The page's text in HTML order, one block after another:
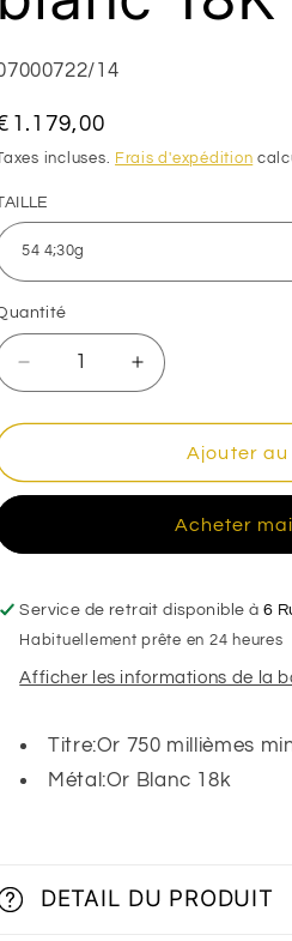
14
Taxes incluses. Frais d'expédition
Réduire
la
quantité
Alliance
Central
,
Or
18K
Augmenter
la
quantité
Alliance
Central
,
Or
18K
Ajouter
Acheter
Service de retrait disponible à 6
Habituellement prête en 24 heures
Afficher les informations de la
Titre:Or 750 millièmes
Métal:Or Blanc 18k
DETAIL DU PRODUIT